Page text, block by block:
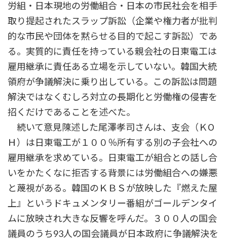
労組・日本現地の労働組合・日本の市民社会を相手
取り提起されたスラップ訴訟（企業や権力者が批判
的な市民や団体を黙らせる目的で起こす訴訟）であ
る。実質的に責任を持っている親会社の日東電工は
雇用継承に責任ある立場を示していない。韓国大統
領府が争議解決に乗り出している。この訴訟は問題
解決ではなくむしろ対立の長期化と労働権の侵害を
招くだけであることを述べた。
続いて意見陳述した尾澤孝司さんは、支会（ＫО
Ｈ）は日東電工が１００％所有する別の子会社への
雇用継承を求めている。日東電工が組合との話し合
いをかたくなに拒否する背景には労働組合への嫌悪
と蔑視がある。韓国のＫＢＳが放映した『燃えた屋
上』というドキュメンタリー番組がゴールデンタイ
ムに放映され大きな反響を呼んだ。３００人の国会
議員のうち93人の国会議員が日本政府に争議解決を